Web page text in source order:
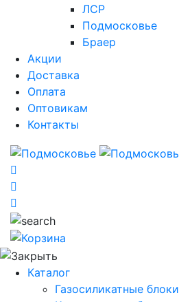
ЛСР
Подмосковье
Браер
Акции
Доставка
Оплата
Оптовикам
Контакты
Каталог
Газосиликатные блоки